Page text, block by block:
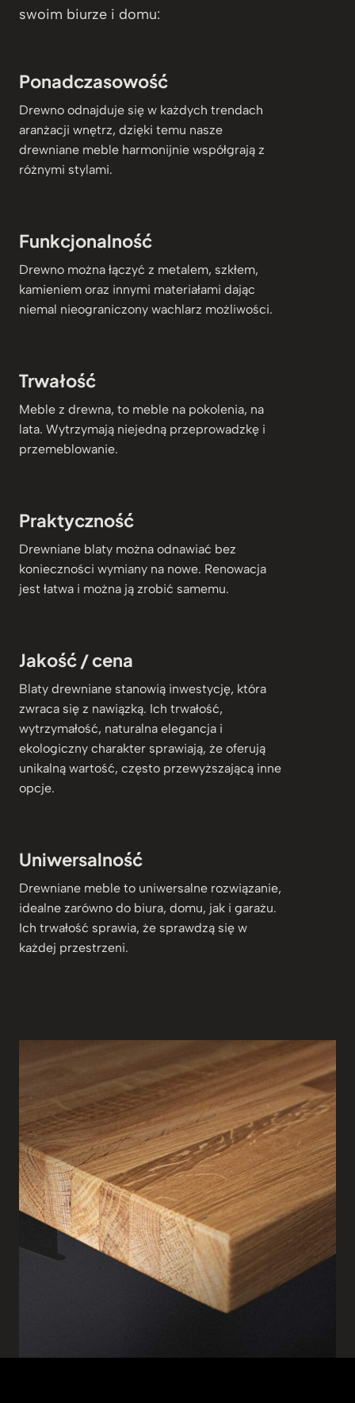
swoim biurze i domu:
Ponadczasowość
Drewno odnajduje się w każdych trendach
aranżacji wnętrz, dzięki temu nasze
drewniane meble harmonijnie współgrają z
różnymi stylami.
Funkcjonalność
Drewno można łączyć z metalem, szkłem,
kamieniem oraz innymi materiałami dając
niemal nieograniczony wachlarz możliwości.
Trwałość
Meble z drewna, to meble na pokolenia, na
lata. Wytrzymają niejedną przeprowadzkę i
przemeblowanie.
Praktyczność
Drewniane blaty można odnawiać bez
konieczności wymiany na nowe. Renowacja
jest łatwa i można ją zrobić samemu.
Jakość / cena
Blaty drewniane stanowią inwestycję, która
zwraca się z nawiązką. Ich trwałość,
wytrzymałość, naturalna elegancja i
ekologiczny charakter sprawiają, że oferują
unikalną wartość, często przewyższającą inne
opcje.
Uniwersalność
Drewniane meble to uniwersalne rozwiązanie,
idealne zarówno do biura, domu, jak i garażu.
Ich trwałość sprawia, że sprawdzą się w
każdej przestrzeni.